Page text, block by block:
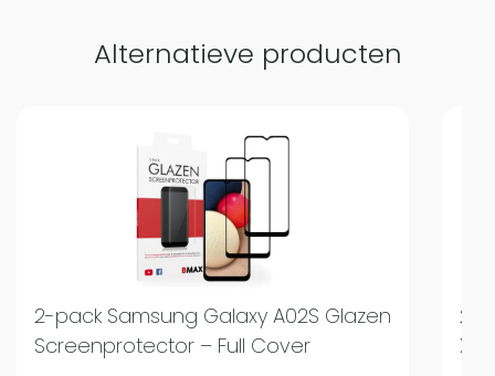
Alternatieve producten
2-pack Samsung Galaxy A02S Glazen
Screenprotector – Full Cover
2-